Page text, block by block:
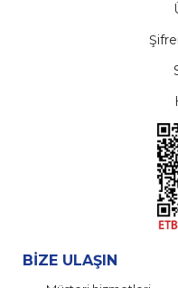
BİZE ULAŞIN